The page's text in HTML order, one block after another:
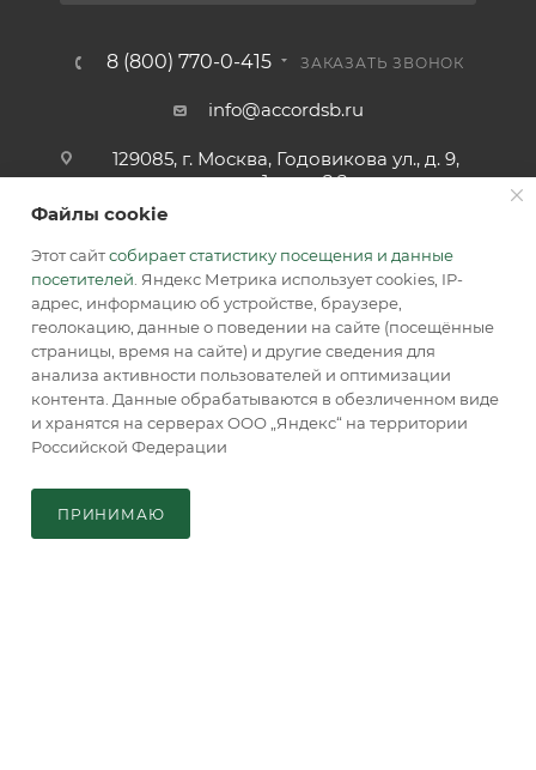
8 (800) 770-0-415 ЗАКАЗАТЬ ЗВОНОК
info@accordsb.ru
129085, г. Москва, Годовикова ул., д. 9,
стр. 1, пом. 2.2
Адрес для почтовой корреспонденции:
129085, г. Москва, а/я. 64
2026 © Обращаем Ваше внимание на то, что вся
информация, размещенная на сайте, носит
информационный характер и не является публичной
офертой, определяемой положениями Статьи 437 (2) ГК РФ.
Файлы cookie
Этот сайтсобирает статистику посещения и данные
посетителей . Яндекс Метрика использует cookies, IP-
адрес, информацию об устройстве, браузере,
геолокацию, данные о поведении на сайте (посещённые
страницы, время на сайте) и другие сведения для
анализа активности пользователей и оптимизации
контента. Данные обрабатываются в обезличенном виде
и хранятся на серверах ООО „Яндекс“ на территории
Российской Федерации
ПРИНИМАЮ
Главная
Кабинет